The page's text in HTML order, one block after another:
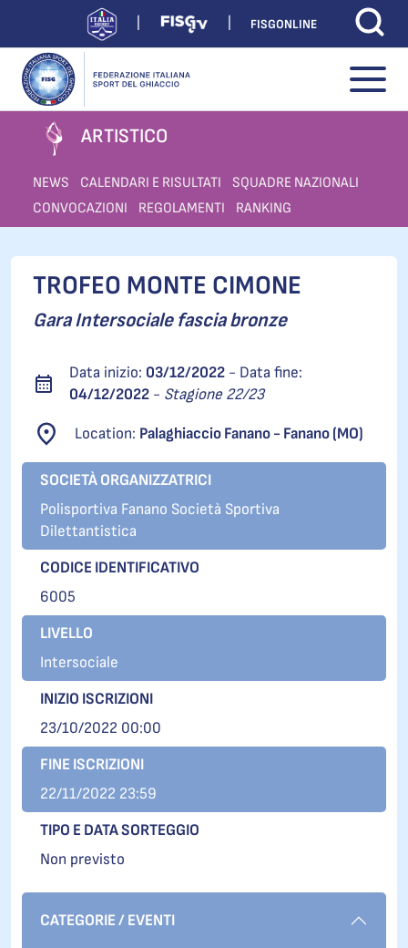
FISGONLINE
ARTISTICO
NEWS CALENDARI E RISULTATI
SQUADRE NAZIONALI
CONVOCAZIONI
REGOLAMENTI RANKING
TROFEO MONTE CIMONE
Gara Intersociale fascia bronze
Data inizio: 03/12/2022 - Data fine:
04/12/2022 - Stagione 22/23
Location: Palaghiaccio Fanano - Fanano (MO)
SOCIETÀ ORGANIZZATRICI
Polisportiva Fanano Società Sportiva
Dilettantistica
CODICE IDENTIFICATIVO
6005
LIVELLO
Intersociale
INIZIO ISCRIZIONI
23/10/2022 00:00
FINE ISCRIZIONI
22/11/2022 23:59
TIPO E DATA SORTEGGIO
Non previsto
CATEGORIE / EVENTI